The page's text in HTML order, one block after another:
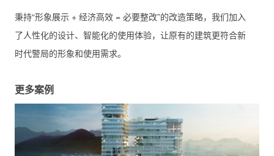
秉持“形象展示 + 经济高效 = 必要整改”的改造策略，我们加入
了人性化的设计、智能化的使用体验，让原有的建筑更符合新
时代警局的形象和使用需求。
更多案例